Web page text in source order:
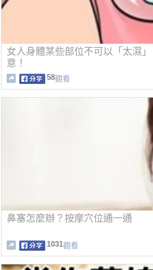
女人身體某些部位不可以「太濕
意！
58觀看
鼻塞怎麼辦？按摩穴位通一通
1031觀看